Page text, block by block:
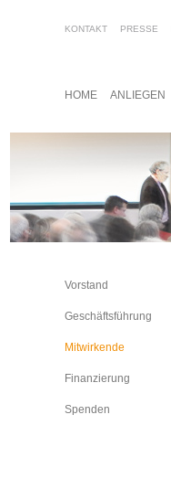
HOME ANLIEGEN
Vorstand
Geschäftsführung
Mitwirkende
Finanzierung
Spenden
KONTAKT PRESSE